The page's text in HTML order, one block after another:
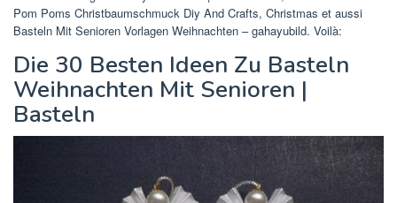
Pom Poms Christbaumschmuck Diy And Crafts, Christmas et aussi
Basteln Mit Senioren Vorlagen Weihnachten – gahayubild. Voilà:
Die 30 Besten Ideen Zu Basteln
Weihnachten Mit Senioren |
Basteln